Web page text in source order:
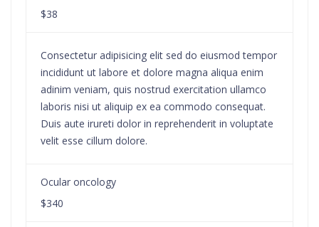
$38
Consectetur adipisicing elit sed do eiusmod tempor
incididunt ut labore et dolore magna aliqua enim
adinim veniam, quis nostrud exercitation ullamco
laboris nisi ut aliquip ex ea commodo consequat.
Duis aute irureti dolor in reprehenderit in voluptate
velit esse cillum dolore.
Ocular oncology
$340